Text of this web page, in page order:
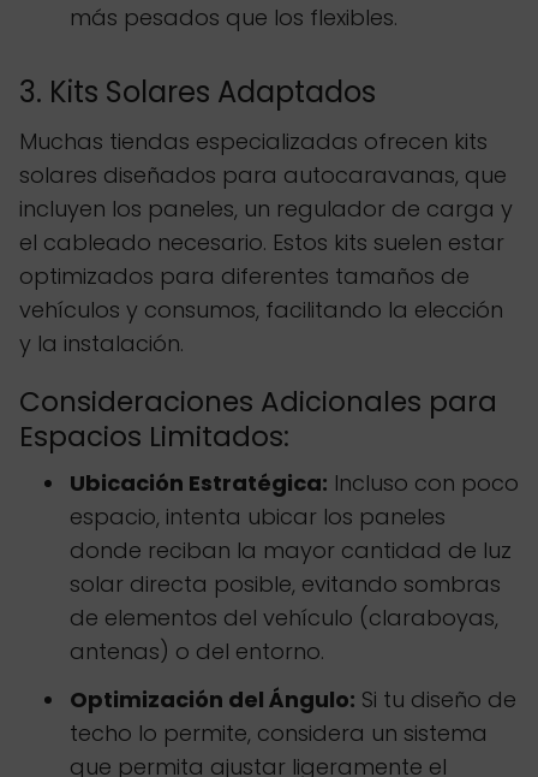
más pesados que los flexibles.
3. Kits Solares Adaptados
Muchas tiendas especializadas ofrecen kits
solares diseñados para autocaravanas, que
incluyen los paneles, un regulador de carga y
el cableado necesario. Estos kits suelen estar
optimizados para diferentes tamaños de
vehículos y consumos, facilitando la elección
y la instalación.
Consideraciones Adicionales para
Espacios Limitados:
Ubicación Estratégica: Incluso con poco
espacio, intenta ubicar los paneles
donde reciban la mayor cantidad de luz
solar directa posible, evitando sombras
de elementos del vehículo (claraboyas,
antenas) o del entorno.
Optimización del Ángulo: Si tu diseño de
techo lo permite, considera un sistema
que permita ajustar ligeramente el